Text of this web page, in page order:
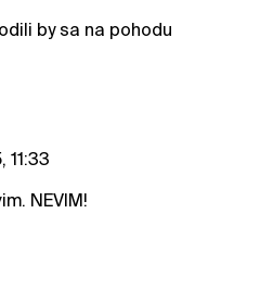
by sa na pohodu
11:33
NEVIM!